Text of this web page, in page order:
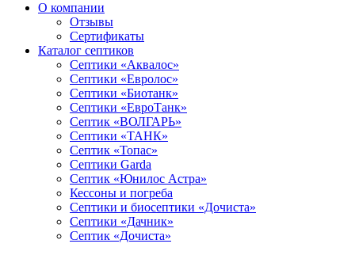
О компании
Отзывы
Сертификаты
Каталог септиков
Септики «Аквалос»
Септики «Евролос»
Септики «Биотанк»
Септики «ЕвроТанк»
Септик «ВОЛГАРЬ»
Септики «ТАНК»
Септик «Топас»
Септики Garda
Септик «Юнилос Астра»
Кессоны и погреба
Cептики и биосептики «Дочиста»
Септики «Дачник»
Септик «Дочиста»